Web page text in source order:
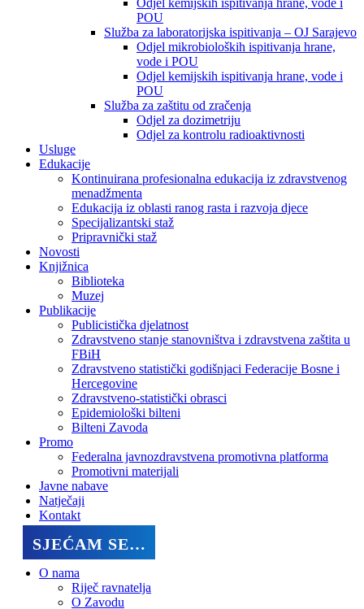
Odjel kemijskih ispitivanja hrane, vode i
POU
Služba za laboratorijska ispitivanja – OJ Sarajevo
Odjel mikrobioloških ispitivanja hrane,
vode i POU
Odjel kemijskih ispitivanja hrane, vode i
POU
Služba za zaštitu od zračenja
Odjel za dozimetriju
Odjel za kontrolu radioaktivnosti
Usluge
Edukacije
Kontinuirana profesionalna edukacija iz zdravstvenog
menadžmenta
Edukacija iz oblasti ranog rasta i razvoja djece
Specijalizantski staž
Pripravnički staž
Novosti
Knjižnica
Biblioteka
Muzej
Publikacije
Publicistička djelatnost
Zdravstveno stanje stanovništva i zdravstvena zaštita u
FBiH
Zdravstveno statistički godišnjaci Federacije Bosne i
Hercegovine
Zdravstveno-statistički obrasci
Epidemiološki bilteni
Bilteni Zavoda
Promo
Federalna javnozdravstvena promotivna platforma
Promotivni materijali
Javne nabave
Natječaji
Kontakt
SJEĆAM SE…
O nama
Riječ ravnatelja
O Zavodu